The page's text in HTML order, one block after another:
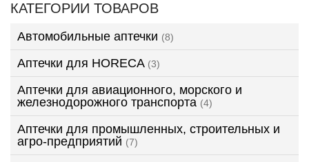
КАТЕГОРИИ ТОВАРОВ
Автомобильные аптечки (8)
Аптечки для HORECA (3)
Аптечки для авиационного, морского и
железнодорожного транспорта (4)
Аптечки для промышленных, строительных и
агро-предприятий (7)